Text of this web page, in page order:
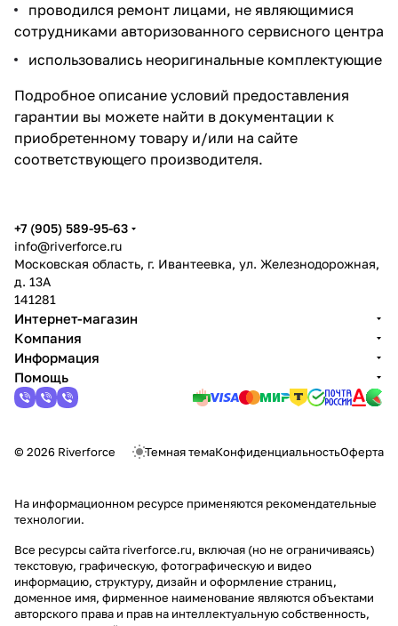
проводился ремонт лицами, не являющимися
сотрудниками авторизованного сервисного центра
использовались неоригинальные комплектующие
Подробное описание условий предоставления
гарантии вы можете найти в документации к
приобретенному товару и/или на сайте
соответствующего производителя.
+7 (905) 589-95-63
info@riverforce.ru
Московская область, г. Ивантеевка, ул. Железнодорожная,
д. 13А
141281
Интернет-магазин
Компания
Информация
Помощь
© 2026 Riverforce Темная темаКонфиденциальностьОферта
На информационном ресурсе применяются рекомендательные
технологии.
Все ресурсы сайта riverforce.ru, включая (но не ограничиваясь)
текстовую, графическую, фотографическую и видео
информацию, структуру, дизайн и оформление страниц,
доменное имя, фирменное наименование являются объектами
авторского права и прав на интеллектуальную собственность,